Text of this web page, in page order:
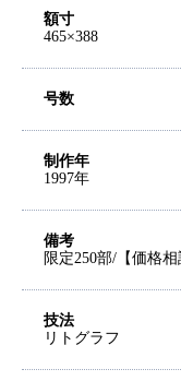
額寸
465×388
号数
制作年
1997年
備考
限定250部/【価格相
技法
リトグラフ